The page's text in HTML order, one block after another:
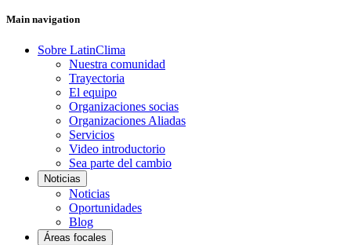
Main navigation
Sobre LatinClima
Nuestra comunidad
Trayectoria
El equipo
Organizaciones socias
Organizaciones Aliadas
Servicios
Video introductorio
Sea parte del cambio
Noticias
Noticias
Oportunidades
Blog
Áreas focales